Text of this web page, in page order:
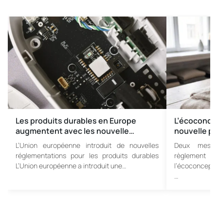
Les produits durables en Europe
augmentent avec les nouvelle…
L’Union européenne introduit de nouvelles
réglementations pour les produits durables
L’Union européenne a introduit une…
nouvelle
Deux
règlement
…